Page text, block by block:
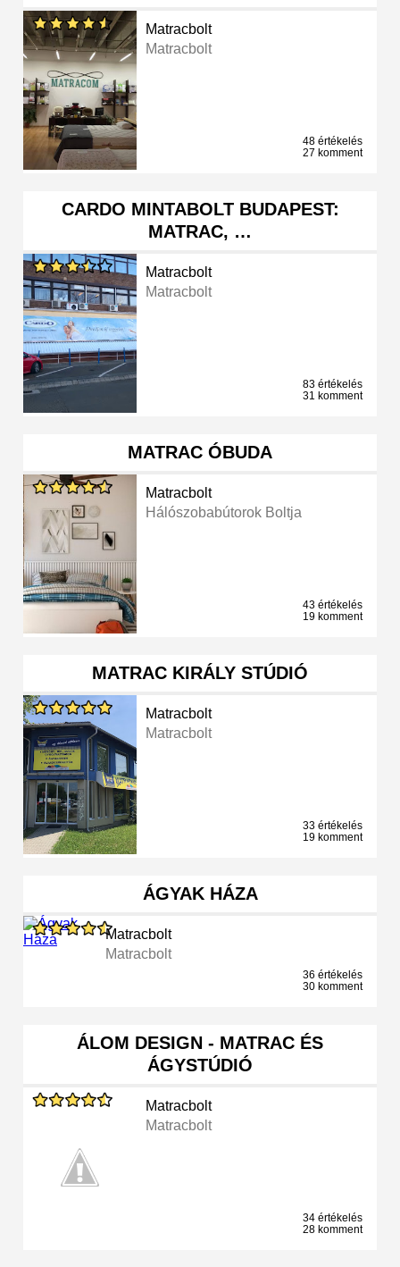
Matracbolt
Matracbolt
48 értékelés
27 komment
CARDO MINTABOLT BUDAPEST:
MATRAC, …
Matracbolt
Matracbolt
83 értékelés
31 komment
MATRAC ÓBUDA
Matracbolt
Hálószobabútorok Boltja
43 értékelés
19 komment
MATRAC KIRÁLY STÚDIÓ
Matracbolt
Matracbolt
33 értékelés
19 komment
ÁGYAK HÁZA
Matracbolt
Matracbolt
36 értékelés
30 komment
ÁLOM DESIGN - MATRAC ÉS
ÁGYSTÚDIÓ
Matracbolt
Matracbolt
34 értékelés
28 komment